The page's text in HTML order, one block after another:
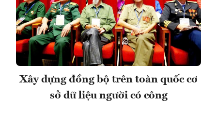
Xây dựng đồng bộ trên toàn quốc cơ
sở dữ liệu người có công